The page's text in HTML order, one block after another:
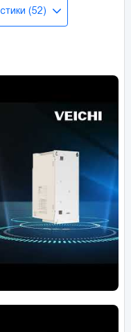
(52)